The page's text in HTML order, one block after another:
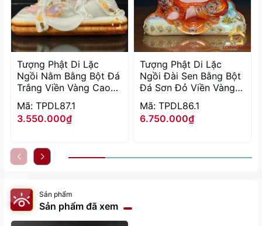
Tượng Phật Di Lặc
Ngồi Nằm Bằng Bột Đá
Trắng Viền Vàng Cao
30 - 48cm
Mã: TPDL87.1
3.550.000₫
Tượng Phật Di Lặc
Ngồi Đài Sen Bằng Bột
Đá Sơn Đỏ Viền Vàng
Cao 30 - 48cm
Mã: TPDL86.1
6.750.000₫
Sản phẩm
Sản phẩm đã xem